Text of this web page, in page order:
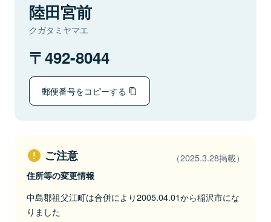
陸田宮前
クガタミヤマエ
492-8044
郵便番号をコピーする
ご注意 （2025.3.28掲載）
住所等の変更情報
中島郡祖父江町は合併により2005.04.01から稲沢市にな
りました